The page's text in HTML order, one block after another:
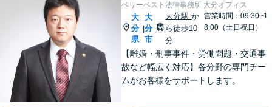
ベリーベスト法律事務所 大分オフィス
大
分
県
|
大
分
市
大分駅か
ら徒歩10
分
営業時間：09:30~1
8:00（土日祝日）
【離婚・刑事事件・労働問題・交通事
故など幅広く対応】各分野の専門チー
ムがお客様をサポートします。